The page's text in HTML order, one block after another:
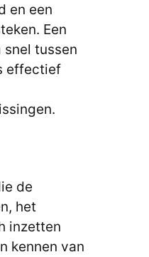
en een
Een
tussen
effectief
de
het
inzetten
kennen van